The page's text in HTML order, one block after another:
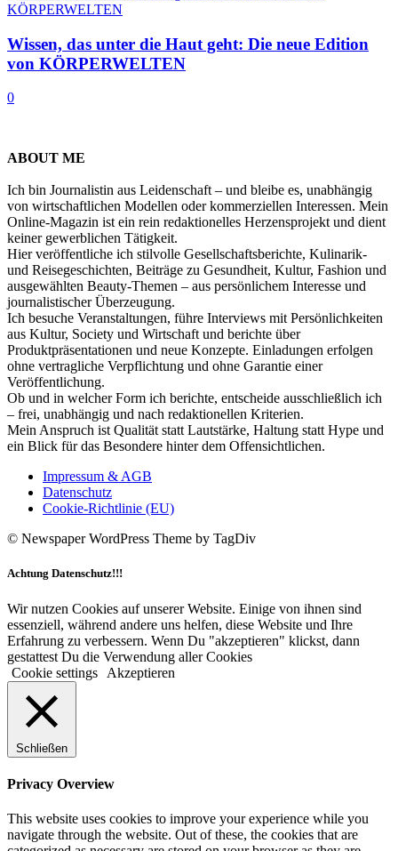
Wissen, das unter die Haut geht: Die neue Edition
von KÖRPERWELTEN
0
ABOUT ME
Ich bin Journalistin aus Leidenschaft – und bleibe es, unabhängig
von wirtschaftlichen Modellen oder kommerziellen Interessen. Mein
Online-Magazin ist ein rein redaktionelles Herzensprojekt und dient
keiner gewerblichen Tätigkeit.
Hier veröffentliche ich stilvolle Gesellschaftsberichte, Kulinarik-
und Reisegeschichten, Beiträge zu Gesundheit, Kultur, Fashion und
ausgewählten Beauty-Themen – aus persönlichem Interesse und
journalistischer Überzeugung.
Ich besuche Veranstaltungen, führe Interviews mit Persönlichkeiten
aus Kultur, Society und Wirtschaft und berichte über
Produktpräsentationen und neue Konzepte. Einladungen erfolgen
ohne vertragliche Verpflichtung und ohne Garantie einer
Veröffentlichung.
Ob und in welcher Form ich berichte, entscheide ausschließlich ich
– frei, unabhängig und nach redaktionellen Kriterien.
Mein Anspruch ist Qualität statt Lautstärke, Haltung statt Hype und
ein Blick für das Besondere hinter dem Offensichtlichen.
Impressum & AGB
Datenschutz
Cookie-Richtlinie (EU)
© Newspaper WordPress Theme by TagDiv
Achtung Datenschutz!!!
Wir nutzen Cookies auf unserer Website. Einige von ihnen sind
essenziell, während andere uns helfen, diese Website und Ihre
Erfahrung zu verbessern. Wenn Du "akzeptieren" klickst, dann
gestattest Du die Verwendung aller Cookies
Cookie settings
Akzeptieren
Schließen
Privacy Overview
This website uses cookies to improve your experience while you
navigate through the website. Out of these, the cookies that are